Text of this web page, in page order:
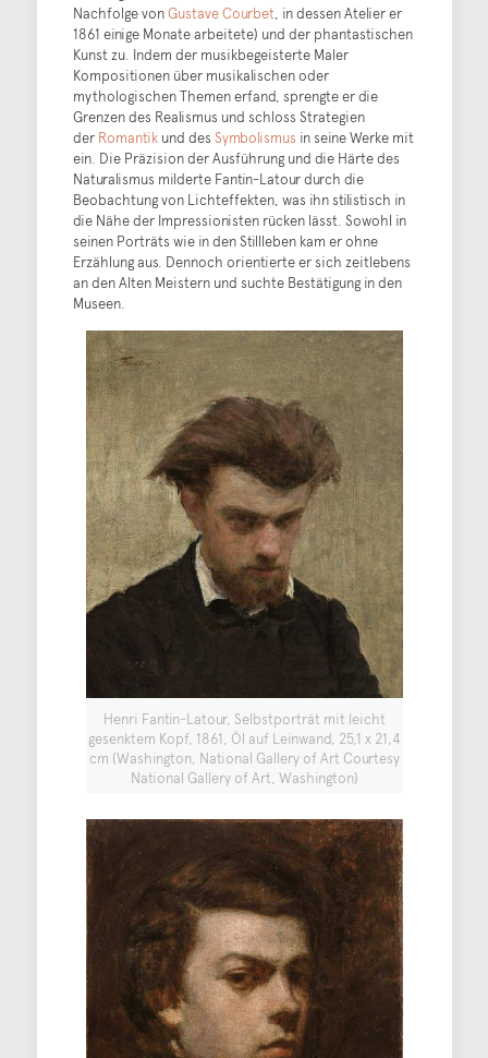
Nachfolge vonGustave Courbet, in dessen Atelier er
1861 einige Monate arbeitete) und der phantastischen
Kunst zu. Indem der musikbegeisterte Maler
Kompositionen über musikalischen oder
mythologischen Themen erfand, sprengte er die
Grenzen des Realismus und schloss Strategien
der Romantikund des Symbolismus in seine Werke mit
ein. Die Präzision der Ausführung und die Härte des
Naturalismus milderte Fantin-Latour durch die
Beobachtung von Lichteffekten, was ihn stilistisch in
die Nähe der Impressionisten rücken lässt. Sowohl in
seinen Porträts wie in den Stillleben kam er ohne
Erzählung aus. Dennoch orientierte er sich zeitlebens
an den Alten Meistern und suchte Bestätigung in den
Museen.
Henri Fantin-Latour, Selbstporträt mit leicht
gesenktem Kopf, 1861, Öl auf Leinwand, 25,1 x 21,4
cm (Washington, National Gallery of Art Courtesy
National Gallery of Art, Washington)